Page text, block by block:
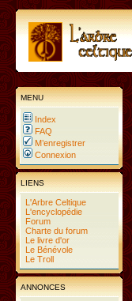
MENU
Index
FAQ
M’enregistrer
Connexion
LIENS
L'Arbre Celtique
L'encyclopédie
Forum
Charte du forum
Le livre d'or
Le Bénévole
Le Troll
ANNONCES